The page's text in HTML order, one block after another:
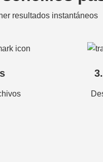
resultados instantáneos